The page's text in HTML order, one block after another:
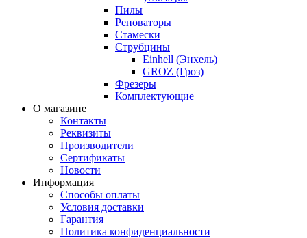
Пилы
Реноваторы
Стамески
Струбцины
Einhell (Энхель)
GROZ (Гроз)
Фрезеры
Комплектующие
О магазине
Контакты
Реквизиты
Производители
Сертификаты
Новости
Информация
Способы оплаты
Условия доставки
Гарантия
Политика конфиденциальности